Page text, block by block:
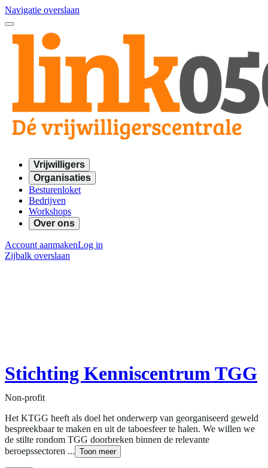
Navigatie overslaan
Vrijwilligers
Organisaties
Besturenloket
Bedrijven
Workshops
Over ons
Account aanmakenLog in
Zijbalk overslaan
Stichting Kenniscentrum TGG
Non-profit
Het KTGG heeft als doel het onderwerp van georganiseerd geweld
bespreekbaar te maken en uit de taboesfeer te halen. We willen we
de stilte rondom TGG doorbreken binnen de relevante
beroepssectoren ... Toon meer